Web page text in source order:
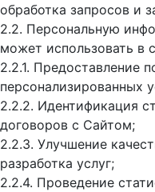
обработка запросов и
2.2. Персональную
может использовать в
2.2.1. Предоставление
персонализированных
2.2.2. Идентификация
договоров с Сайтом;
2.2.3. Улучшение
разработка услуг;
2.2.4. Проведение